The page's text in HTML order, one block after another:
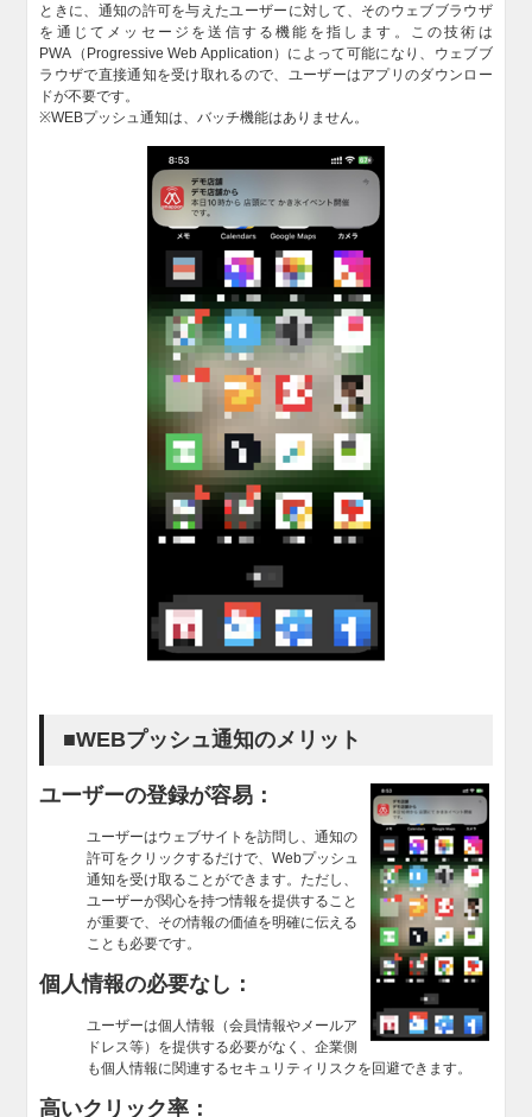
ときに、通知の許可を与えたユーザーに対して、そのウェブブラウザ
を通じてメッセージを送信する機能を指します。この技術は
PWA（Progressive Web Application）によって可能になり、ウェブブ
ラウザで直接通知を受け取れるので、ユーザーはアプリのダウンロー
ドが不要です。
※WEBプッシュ通知は、バッチ機能はありません。
■WEBプッシュ通知のメリット
ユーザーの登録が容易：
ユーザーはウェブサイトを訪問し、通知の
許可をクリックするだけで、Webプッシュ
通知を受け取ることができます。ただし、
ユーザーが関心を持つ情報を提供すること
が重要で、その情報の価値を明確に伝える
ことも必要です。
個人情報の必要なし：
ユーザーは個人情報（会員情報やメールア
ドレス等）を提供する必要がなく、企業側
も個人情報に関連するセキュリティリスクを回避できます。
高いクリック率：